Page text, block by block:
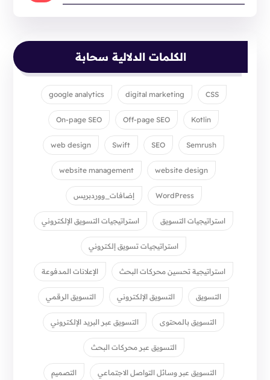
الكلمات الدلالية سحابة
CSS
digital marketing
google analytics
Kotlin
Off-page SEO
On-page SEO
Semrush
SEO
Swift
web design
website design
website management
WordPress إضافات_ووردبريس
استراتيجيات التسويق استراتيجيات التسويق الإلكتروني
استراتيجيات تسويق إلكتروني
استراتيجية تحسين محركات البحث الإعلانات المدفوعة
التسويق التسويق الإلكتروني التسويق الرقمي
التسويق بالمحتوى التسويق عبر البريد الإلكتروني
التسويق عبر محركات البحث
التسويق عبر وسائل التواصل الاجتماعي التصميم